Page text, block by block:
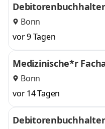
Bonn
vor 9 Tagen
Medizinische*r
Bonn
vor 14 Tagen